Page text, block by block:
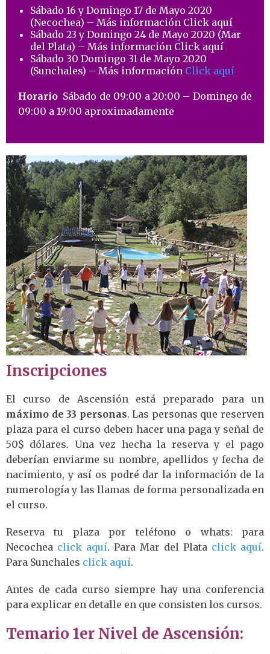
Sábado 16 y Domingo 17 de Mayo 2020
(Necochea) – Más información Click aquí
Sábado 23 y Domingo 24 de Mayo 2020 (Mar
del Plata) – Más información Click aquí
Sábado 30 Domingo 31 de Mayo 2020
(Sunchales) – Más información Click aquí
Horario: Sábado de 09:00 a 20:00 – Domingo de
09:00 a 19:00 aproximadamente
Inscripciones
El curso de Ascensión está preparado para un
máximo de 33 personas. Las personas que reserven
plaza para el curso deben hacer una paga y señal de
50$ dólares. Una vez hecha la reserva y el pago
deberían enviarme su nombre, apellidos y fecha de
nacimiento, y así os podré dar la información de la
numerología y las llamas de forma personalizada en
el curso.
Reserva tu plaza por teléfono o whats: para
Necochea click aquí. Para Mar del Plata click aquí.
Para Sunchales click aquí.
Antes de cada curso siempre hay una conferencia
para explicar en detalle en que consisten los cursos.
Temario 1er Nivel de Ascensión: